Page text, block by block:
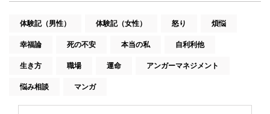
体験記（男性） 体験記（女性） 怒り 煩悩
幸福論 死の不安 本当の私 自利利他
生き方 職場 運命 アンガーマネジメント
悩み相談 マンガ